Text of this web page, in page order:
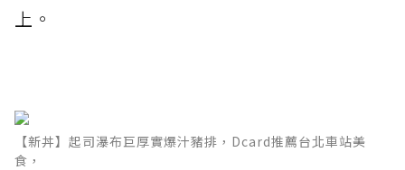
上。
【新丼】起司瀑布巨厚實爆汁豬排，Dcard推薦台北車站美
食，